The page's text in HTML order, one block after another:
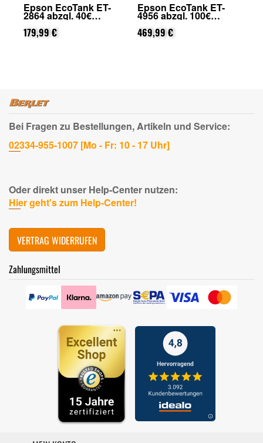
Epson EcoTank ET-
2864 abzgl. 40€
Cashback (von Epson
nach Registrierung)
179,99 €
Epson EcoTank ET-
4956 abzgl. 100€
Cashback (von Epson
nach Registrierung)
469,99 €
Bei Fragen zu Bestellungen, Artikeln und Service:
02334-955-1007 [Mo - Fr: 10 - 17 Uhr]
Oder direkt unser Help-Center nutzen:
Hier geht's zum Help-Center!
VERTRAG WIDERRUFEN
Zahlungsmittel